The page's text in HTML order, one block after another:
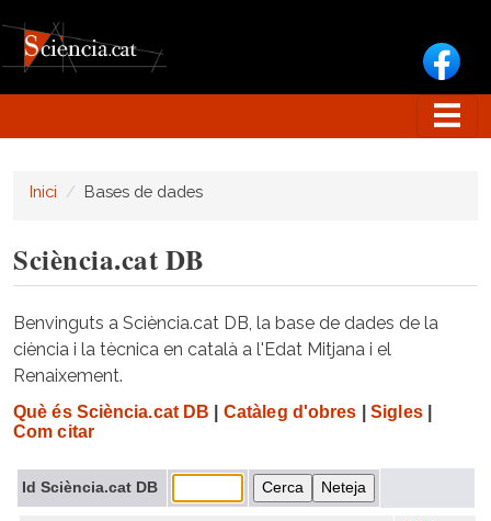
Inici Bases de dades
Sciència.cat DB
Benvinguts a Sciència.cat DB, la base de dades de la
ciència i la tècnica en català a l'Edat Mitjana i el
Renaixement.
Què és Sciència.cat DB Catàleg d'obres Sigles|
Com citar
Id Sciència.cat DB